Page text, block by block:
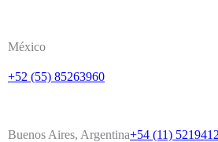
México
+52 (55) 85263960
Buenos Aires, Argentina+54 (11)